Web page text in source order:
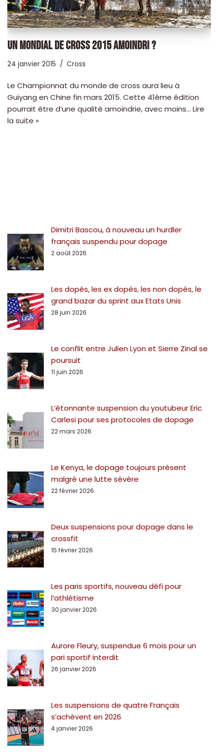
UN MONDIAL DE CROSS 2015 AMOINDRI ?
24 janvier 2015 Cross
Le Championnat du monde de cross aura lieu à
Guiyang en Chine fin mars 2015. Cette 41ème édition
pourrait être d’une qualité amoindrie, avec moins… Lire
la suite »
Dimitri Bascou, à nouveau un hurdler
français suspendu pour dopage
2 août 2026
Les dopés, les ex dopés, les non dopés, le
grand bazar du sprint aux Etats Unis
28 juin 2026
Le conflit entre Julien Lyon et Sierre Zinal se
poursuit
11 juin 2026
L’étonnante suspension du youtubeur Eric
Carlesi pour ses protocoles de dopage
22 mars 2026
Le Kenya, le dopage toujours présent
malgré une lutte sévère
22 février 2026
Deux suspensions pour dopage dans le
crossfit
15 février 2026
Les paris sportifs, nouveau défi pour
l’athlétisme
30 janvier 2026
Aurore Fleury, suspendue 6 mois pour un
pari sportif interdit
26 janvier 2026
Les suspensions de quatre Français
s’achèvent en 2026
4 janvier 2026